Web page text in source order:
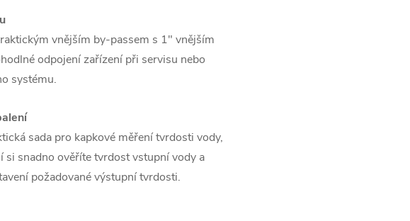
vnějším by-passem s 1" vnějším
odpojení zařízení při servisu nebo
systému.
sada pro kapkové měření tvrdosti vody,
snadno ověříte tvrdost vstupní vody a
požadované výstupní tvrdosti.